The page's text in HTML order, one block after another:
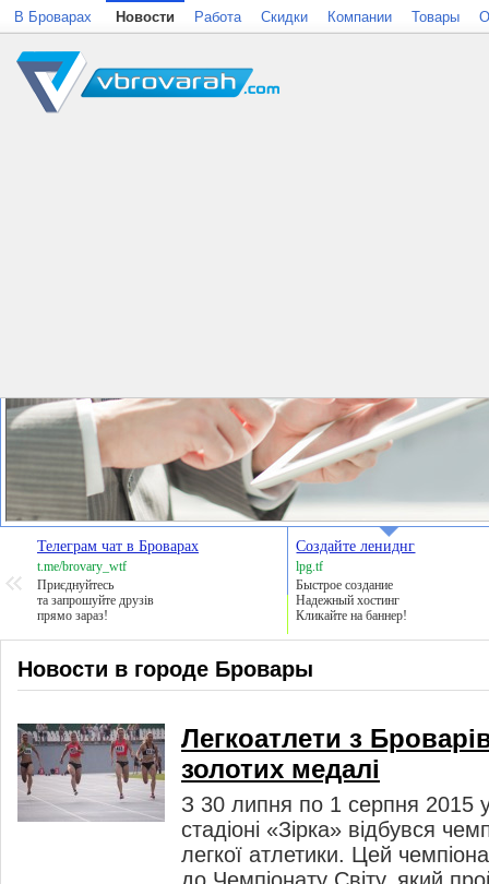
Телеграм чат в Броварах
t.me/brovary_wtf
Приєднуйтесь
та запрошуйте друзів
прямо зараз!
Создайте лениднг
lpg.tf
Быстрое создание
Надежный хостинг
Кликайте на баннер!
Новости в городе Бровары
Легкоатлети з
золотих медалі
З 30 липня по 1 серпня 2015 у
стадіоні «Зірка» відбувся
легкої атлетики. Цей
В Броварах Новости Работа Скидки Компании Товары